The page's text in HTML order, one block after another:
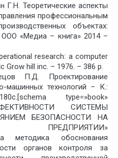
Г.Н. Теоретические аспекты
профессиональным
объектах:
«Медиа – книга» 2014 –
research: a computer
Grow hill inc. – 1976. – 386 p.
П.Д. Проектирование
машинных технологий – К.:
type=»book»
СИСТЕМЫ
БЕЗОПАСНОСТИ НА
ПРЕДПРИЯТИИ»
методика обоснования
органов контроля за